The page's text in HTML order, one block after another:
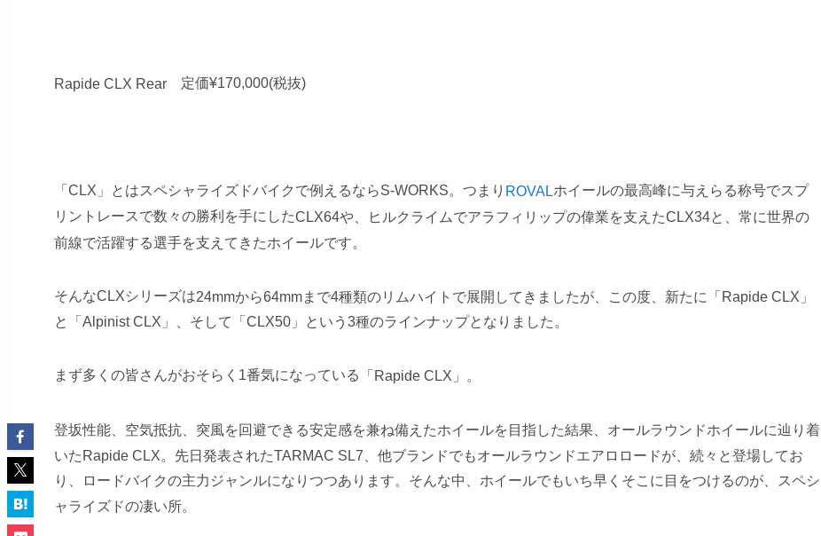
Rapide CLX Rear 定価¥170,000(税抜)
「CLX」とはスペシャライズドバイクで例えるならS-WORKS。つまり ROVALホイールの最高峰に与えらる称号でスプ
リントレースで数々の勝利を手にしたCLX64や、ヒルクライムでアラフィリップの偉業を支えたCLX34と、常に世界の
前線で活躍する選手を支えてきたホイールです。
そんなCLXシリーズは24mmから64mmまで4種類のリムハイトで展開してきましたが、この度、新たに「Rapide CLX」
と「Alpinist CLX」、そして「CLX50」という3種のラインナップとなりました。
まず多くの皆さんがおそらく1番気になっている 「Rapide CLX」。
登坂性能、空気抵抗、突風を回避できる安定感を兼ね備えたホイールを目指した結果、オールラウンドホイールに辿り着
いたRapide CLX。先日発表されたTARMAC SL7、他ブランドでもオールラウンドエアロロードが、続々と登場してお
り、ロードバイクの主力ジャンルになりつつあります。そんな中、ホイールでもいち早くそこに目をつけるのが、スペシ
ャライズドの凄い所。